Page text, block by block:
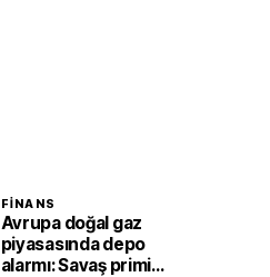
FINANS
Avrupa doğal gaz
piyasasında depo
alarmı: Savaş primi